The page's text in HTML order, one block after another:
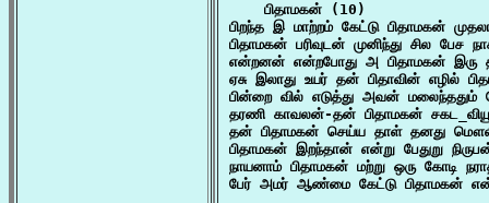
    பிதாமகன் (10)
பிறந்த இ மாற்றம் கேட்டு பிதாமகன்
பிதாமகன் பரிவுடன் முனிந்து சில பேச
என்றனன் என்றபோது அ பிதாமகன் இரு
ஏசு இலாது உயர் தன் பிதாவின் எழில்
பின்றை வில் எடுத்து அவன் மலைந்ததும்
தரணி காவலன்-தன் பிதாமகன்
தன் பிதாமகன் செய்ய தாள் தனது
பிதாமகன் இறந்தான் என்று பேதுறு
நாயனாம் பிதாமகன் மற்று ஒரு கோடி
பேர் அமர் ஆண்மை கேட்டு பிதாமகன்